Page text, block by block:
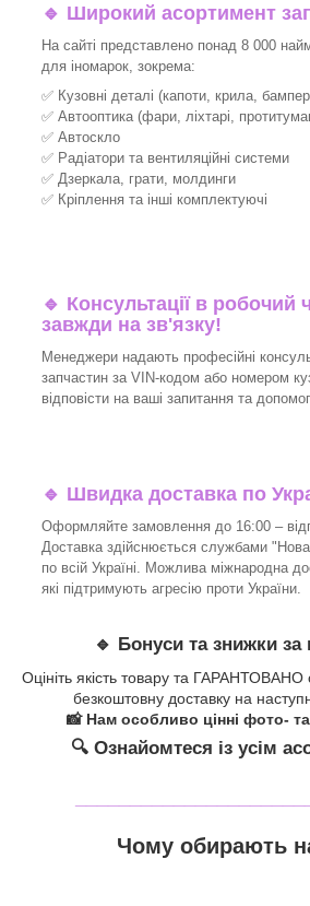
🔹 Широкий асортимент
На сайті представлено понад 8 000
для іномарок, зокрема:
✅ Кузовні деталі (капоти, крила,
✅ Автооптика (фари, ліхтарі,
✅ Автоскло
✅ Радіатори та вентиляційні системи
✅ Дзеркала, грати, молдинги
✅ Кріплення та інші комплектуючі
🔹 Консультації в робочий
завжди на зв'язку!
Менеджери надають професійні
запчастин за VIN-кодом або номером
відповісти на ваші запитання та
🔹 Швидка доставка по
Оформляйте замовлення до 16:00 –
Доставка здійснюється службами
по всій Україні. Можлива міжнародна
які підтримують агресію проти України.
🔹 Бонуси та знижки за
Оцініть якість товару та
безкоштовну доставку на
📸 Нам особливо цінні фото- та
🔍 Ознайомтеся із усім
Чому обирають